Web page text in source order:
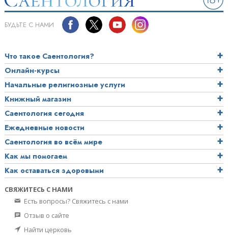
БУДЬТЕ С НАМИ
Что такое Саентология?
Онлайн-курсы
Начальные религиозные услуги
Книжный магазин
Саентология сегодня
Ежедневные новости
Саентология во всём мире
Как мы помогаем
Как оставаться здоровыми
СВЯЖИТЕСЬ С НАМИ
Есть вопросы? Свяжитесь с нами
Отзыв о сайте
Найти церковь